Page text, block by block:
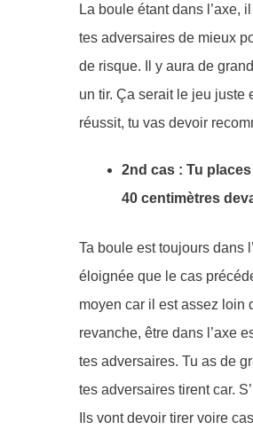
La boule étant dans l’axe,
tes adversaires de mieux
de risque. Il y aura de
un tir. Ça serait le jeu juste
réussit, tu vas devoir
2nd cas : Tu
40 centimètres
Ta boule est toujours dans
éloignée que le cas
moyen car il est assez loin
revanche, être dans l’axe
tes adversaires. Tu as de
tes adversaires tirent car.
Ils vont devoir tirer voire